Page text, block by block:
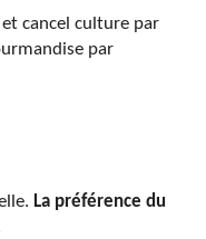
cancel culture par
par
La préférence du